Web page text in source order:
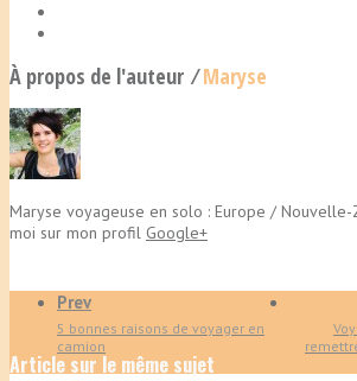
À propos de l'auteur ⁄Maryse
Maryse voyageuse en solo : Europe / Nouvelle-
moi sur mon profil Google+
Prev
5 bonnes raisons de voyager en
camion
Article sur le même sujet